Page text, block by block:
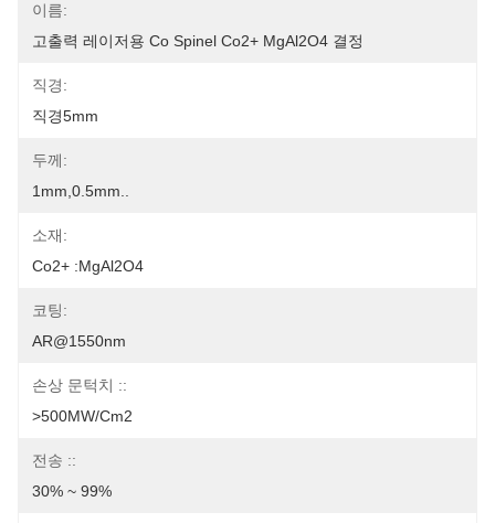
이름:
고출력 레이저용 Co Spinel Co2+ MgAl2O4 결정
직경:
직경5mm
두께:
1mm,0.5mm..
소재:
Co2+ :MgAl2O4
코팅:
AR@1550nm
손상 문턱치 ::
>500MW/cm2
전송 ::
30% ~ 99%